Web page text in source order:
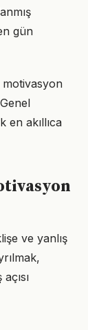
gün
motivasyon
en akıllıca
ve yanlış